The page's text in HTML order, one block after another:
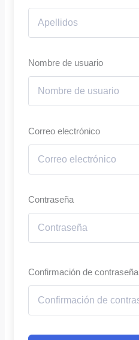
Nombre de usuario
Correo electrónico
Contraseña
Confirmación de contraseña